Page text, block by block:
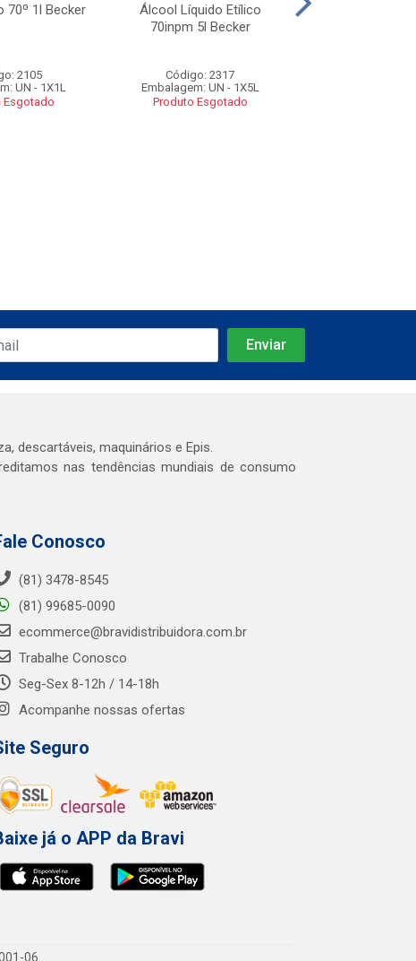
70º 1l Becker
2105
UN - 1X1L
Esgotado
Álcool Líquido Etílico
70inpm 5l Becker
Código: 2317
Embalagem: UN - 1X5L
Produto Esgotado
descartáveis, maquinários e Epis.
nas tendências mundiais de consumo
Conosco
(81) 3478-8545
(81) 99685-0090
ecommerce@bravidistribuidora.com.br
Trabalhe Conosco
Seg-Sex 8-12h / 14-18h
Acompanhe nossas ofertas
Seguro
já o APP da Bravi
06